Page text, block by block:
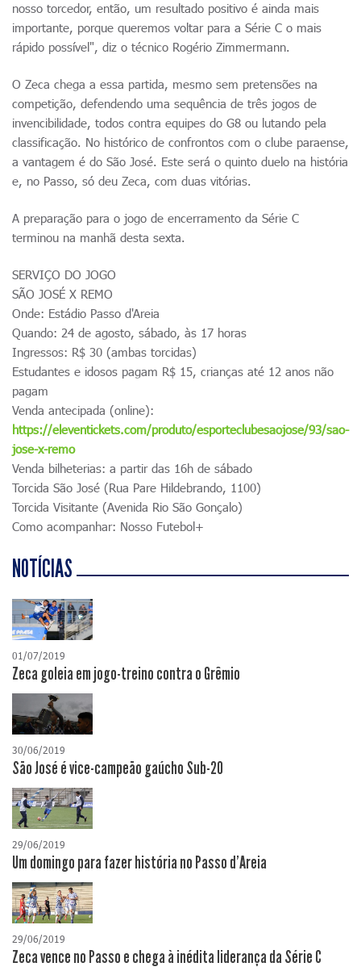
nosso torcedor, então, um resultado positivo é ainda mais
importante, porque queremos voltar para a Série C o mais
rápido possível", diz o técnico Rogério Zimmermann.
O Zeca chega a essa partida, mesmo sem pretensões na
competição, defendendo uma sequência de três jogos de
invencibilidade, todos contra equipes do G8 ou lutando pela
classificação. No histórico de confrontos com o clube paraense,
a vantagem é do São José. Este será o quinto duelo na história
e, no Passo, só deu Zeca, com duas vitórias.
A preparação para o jogo de encerramento da Série C
terminou na manhã desta sexta.
SERVIÇO DO JOGO
SÃO JOSÉ X REMO
Onde: Estádio Passo d'Areia
Quando: 24 de agosto, sábado, às 17 horas
Ingressos: R$ 30 (ambas torcidas)
Estudantes e idosos pagam R$ 15, crianças até 12 anos não
pagam
Venda antecipada (online):
https://eleventickets.com/produto/esporteclubesaojose/93/sao-
jose-x-remo
Venda bilheterias: a partir das 16h de sábado
Torcida São José (Rua Pare Hildebrando, 1100)
Torcida Visitante (Avenida Rio São Gonçalo)
Como acompanhar: Nosso Futebol+
NOTÍCIAS
01/07/2019
Zeca goleia em jogo-treino contra o Grêmio
30/06/2019
São José é vice-campeão gaúcho Sub-20
29/06/2019
Um domingo para fazer história no Passo d'Areia
29/06/2019
Zeca vence no Passo e chega à inédita liderança da Série C